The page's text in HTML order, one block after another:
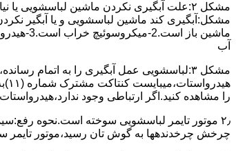
مشکل ۲:علت آبگیری نکردن ماشین
آب
را ﻣﺸﺎﻫﺪه کنید.اﮔﺮ ارﺗﺒﺎطی وجود
ﭼﺮﺧﺶ چرخدندهها به گوش تان رﺳﯿﺪ،ﻣﻮﺗﻮر ﺗﺎﯾﻤﺮ